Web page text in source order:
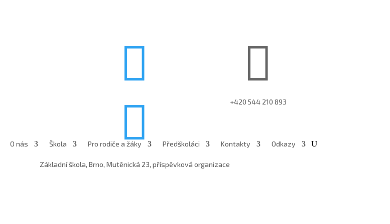


Základní škola, Brno, Mutěnická 23, příspěvková organizace

+420 544 210 893
O nás Škola Pro rodiče a žáky Předškoláci Kontakty Odkazy